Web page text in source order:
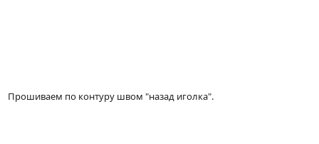
Прошиваем по контуру швом "назад иголка".